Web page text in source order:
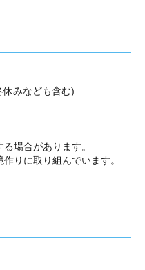
休みなども含む)
場合があります。
りに取り組んでいます。